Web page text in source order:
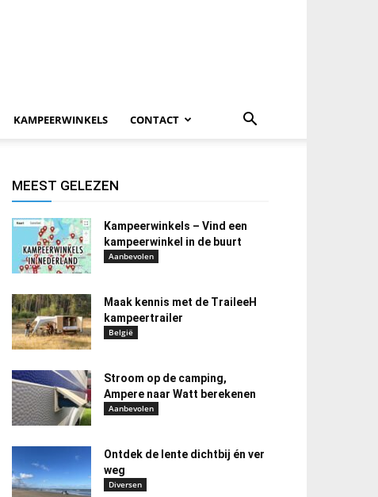
KAMPEERWINKELS CONTACT
MEEST GELEZEN
Kampeerwinkels – Vind een
kampeerwinkel in de buurt
Aanbevolen
Maak kennis met de TraileeH
kampeertrailer
België
Stroom op de camping,
Ampere naar Watt berekenen
Aanbevolen
Ontdek de lente dichtbij én ver
weg
Diversen